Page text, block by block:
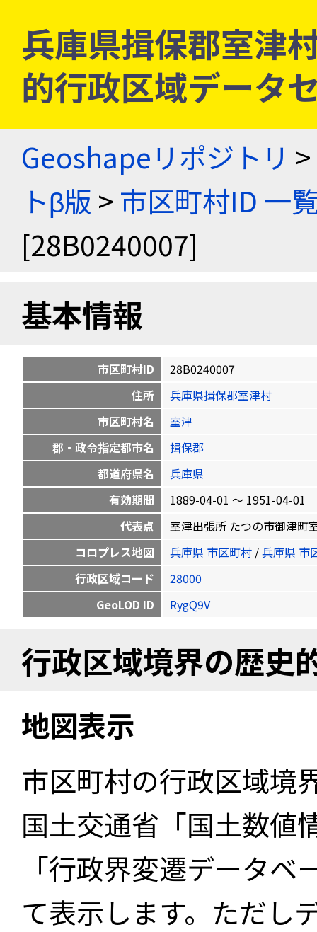
兵庫県揖保郡室津
的行政区域データ
Geoshapeリポジトリ >
トβ版 > 市区町村ID 一
[28B0240007]
基本情報
市区町村ID
28B0240007
住所
兵庫県揖保郡室津村
市区町村名
室津
郡・政令指定都市名
揖保郡
都道府県名
兵庫県
有効期間
1889-04-01 〜 1951-04-01
代表点
室津出張所 たつの市御津町
コロプレス地図
兵庫県 市区町村 /兵庫県 市
行政区域コード
28000
GeoLOD ID
RygQ9V
行政区域境界の歴史
地図表示
市区町村の行政区域境
国土交通省「国土数値
「行政界変遷データ
て表示します。ただし